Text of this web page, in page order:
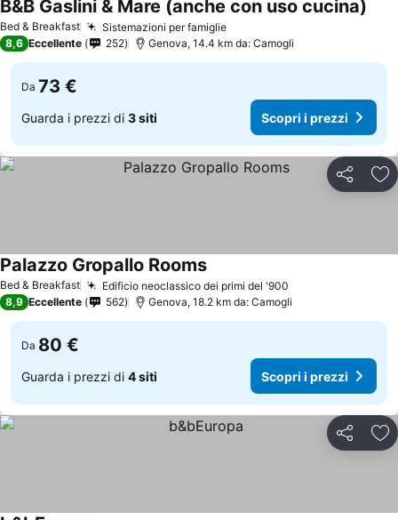
Bed & Breakfast Sistemazioni per famiglie
B&B Gaslini & Mare (anche con uso cucina)
8,6 Eccellente 252 Genova, 14.4 km da: Camogli
Da 73 €
Guarda i prezzi di 3 siti Scopri i prezzi
Condividi
Bed & Breakfast Edificio neoclassico dei primi del '900
Palazzo Gropallo Rooms
8,9 Eccellente 562 Genova, 18.2 km da: Camogli
Da 80 €
Guarda i prezzi di 4 siti Scopri i prezzi
Condividi